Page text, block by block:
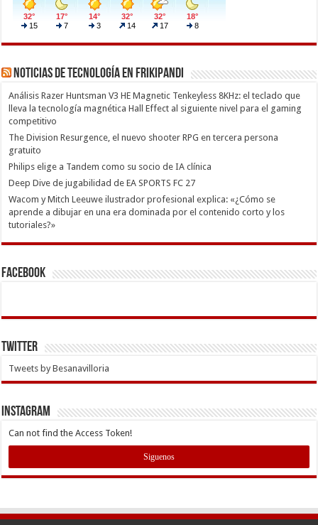
Noticias de Tecnología en Frikipandi
Análisis Razer Huntsman V3 HE Magnetic Tenkeyless 8KHz: el teclado que
lleva la tecnología magnética Hall Effect al siguiente nivel para el gaming
competitivo
The Division Resurgence, el nuevo shooter RPG en tercera persona
gratuito
Philips elige a Tandem como su socio de IA clínica
Deep Dive de jugabilidad de EA SPORTS FC 27
Wacom y Mitch Leeuwe ilustrador profesional explica: «¿Cómo se
aprende a dibujar en una era dominada por el contenido corto y los
tutoriales?»
Facebook
Twitter
Tweets by Besanavilloria
INSTAGRAM
Can not find the Access Token!
Siguenos